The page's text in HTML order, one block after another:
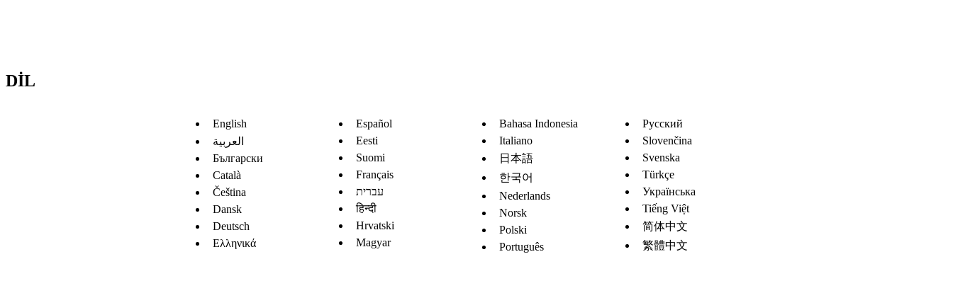
DIL
English
العربية
Български
Català
Čeština
Dansk
Deutsch
Ελληνικά
Español
Eesti
Suomi
Français
עברית
हिन्दी
Hrvatski
Magyar
Bahasa Indonesia
Italiano
日本語
한국어
Nederlands
Norsk
Polski
Português
Русский
Slovenčina
Svenska
Türkçe
Украïнська
Tiếng Việt
简体中文
繁體中文